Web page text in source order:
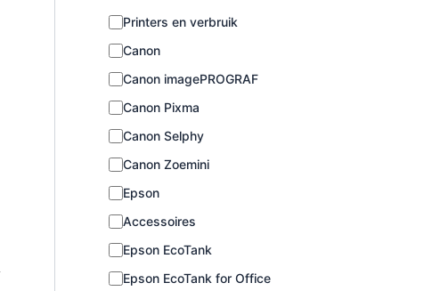
C
t
e
g
o
i
e
Printers en verbruik
Canon
Canon imagePROGRAF
Canon Pixma
Canon Selphy
Canon Zoemini
Epson
Accessoires
Epson EcoTank
Epson EcoTank for Office